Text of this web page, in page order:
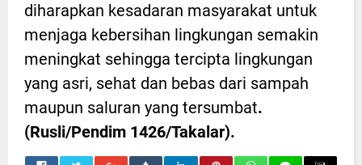
diharapkan kesadaran masyarakat untuk
menjaga kebersihan lingkungan semakin
meningkat sehingga tercipta lingkungan
yang asri, sehat dan bebas dari sampah
maupun saluran yang tersumbat.
(Rusli/Pendim 1426/Takalar).